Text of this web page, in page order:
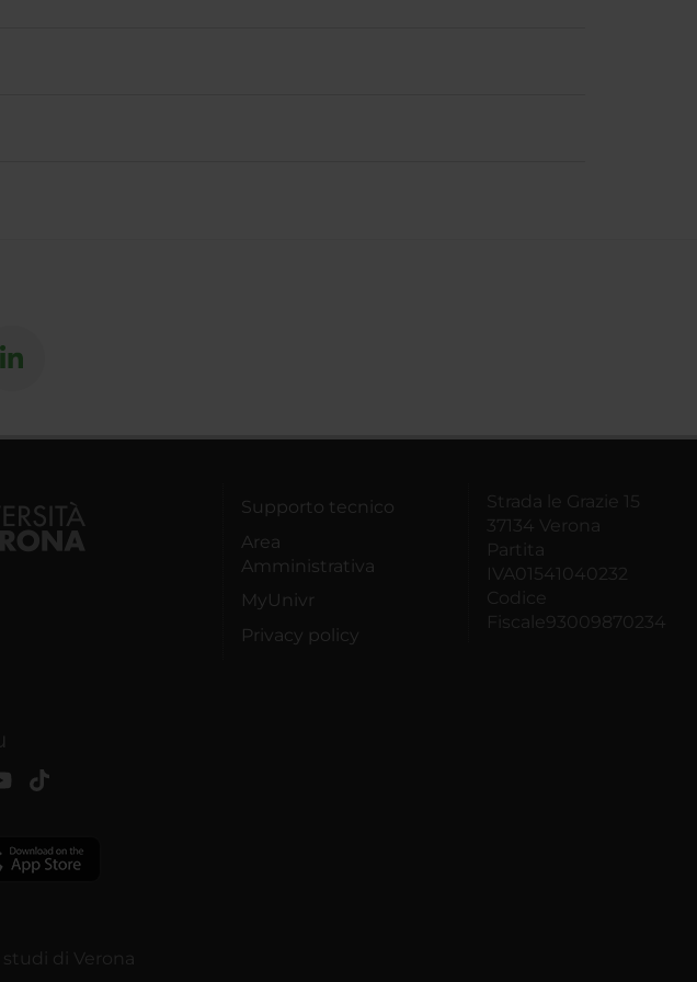
Supporto tecnico
Area
Amministrativa
MyUnivr
Privacy policy
Strada le Grazie 15
37134 Verona
Partita
IVA01541040232
Codice
Fiscale93009870234
studi di Verona